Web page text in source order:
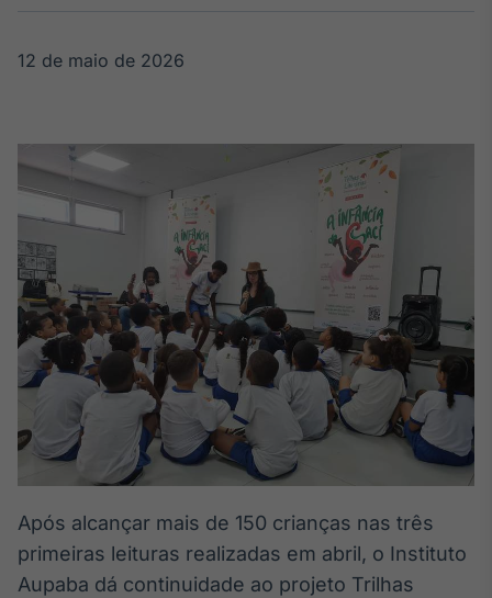
Broadcast
White Label
Plataforma para
personalizados
Soluções de Dados
e Conteúdos
Broadcast
OTC
Plataforma para
negociação de
ativos
Broadcast
Datafeed
integração de
12 de maio de 2026
Após alcançar mais de 150 crianças nas três
primeiras leituras realizadas em abril, o Instituto
Aupaba dá continuidade ao projeto Trilhas